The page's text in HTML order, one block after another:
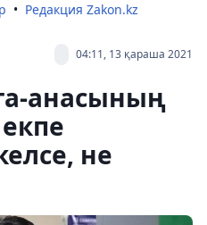
Редакция Zakon.kz
04:11, 13 қараша 2021
анасының
не